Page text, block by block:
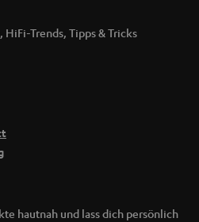
Trends, Tipps & Tricks
hautnah und lass dich persönlich